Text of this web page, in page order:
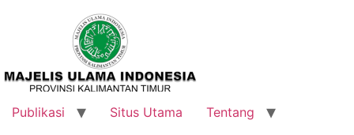
Publikasi Situs Utama
Tentang